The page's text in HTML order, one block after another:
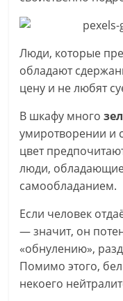
Люди, которые
обладают
цену и не любят
В шкафу много
умиротворении и
цвет
люди,
самообладанием.
Если человек
— значит, он
«обнулению»,
Помимо этого,
некоего